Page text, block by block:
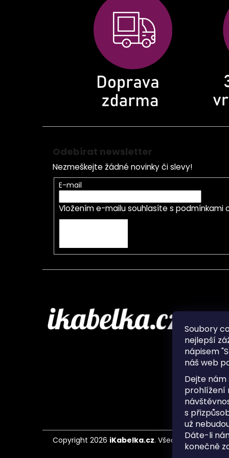
Soubory
nejlepší
nápisem
náš web
Dejte
prohlížení
s
už
Dáte-li
konečně
Odebírat newsletter
Nezmeškejte žádné novinky či slevy!
E-mail
Vložením e-mailu souhlasíte s podmínkami
O nás
Často
Copyright 2026 iKabelka.cz. Všechna práva